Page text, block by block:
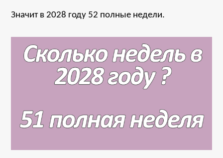
Значит в 2028 году 52 полные недели.